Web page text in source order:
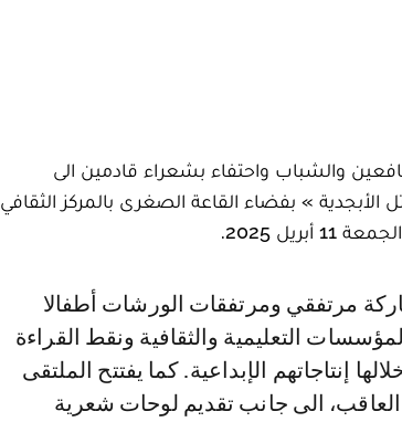
والشباب واحتفاء بشعراء قادمين الى
» بفضاء القاعة الصغرى بالمركز الثقافي
2025.
التعليمية والثقافية ونقط القراءة
إنتاجاتهم الإبداعية. كما يفتتح الملتقى
الى جانب تقديم لوحات شعرية